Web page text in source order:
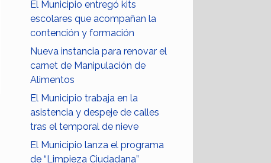
El Municipio entregó kits
escolares que acompañan la
contención y formación
Nueva instancia para renovar el
carnet de Manipulación de
Alimentos
El Municipio trabaja en la
asistencia y despeje de calles
tras el temporal de nieve
El Municipio lanza el programa
de “Limpieza Ciudadana”